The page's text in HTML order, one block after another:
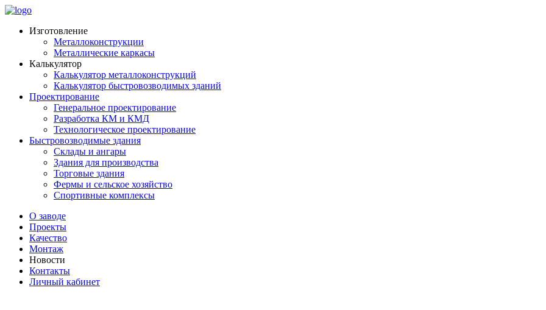
Изготовление
Металлоконструкции
Металлические каркасы
Калькулятор
Калькулятор металлоконструкций
Калькулятор быстровозводимых зданий
Проектирование
Генеральное проектирование
Разработка КМ и КМД
Технологическое проектирование
Быстровозводимые здания
Склады и ангары
Здания для производства
Торговые здания
Фермы и сельское хозяйство
Спортивные комплексы
О заводе
Проекты
Качество
Монтаж
Новости
Контакты
Личный кабинет